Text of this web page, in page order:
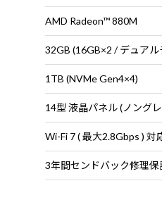
AMD Radeon™ 880M
32GB (16GB×2 / デュアル
1TB (NVMe Gen4×4)